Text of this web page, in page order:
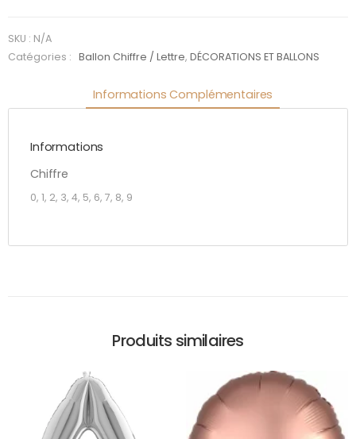
argent -
0 à 9
SKU : N/A
Catégories :
Ballon Chiffre / Lettre,DÉCORATIONS ET BALLONS
Informations Complémentaires
Informations
Chiffre
0, 1, 2, 3, 4, 5, 6, 7, 8, 9
Produits similaires